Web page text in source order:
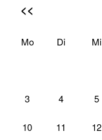
<<
Mo Di Mi
3 4 5
10 11 12